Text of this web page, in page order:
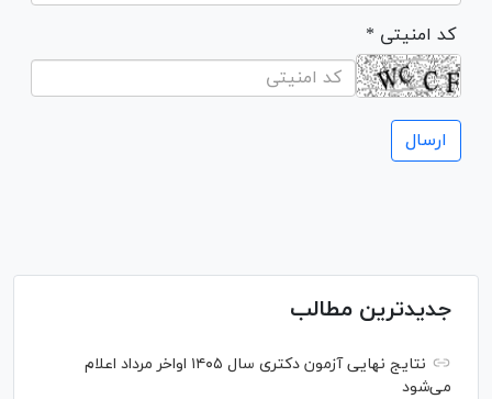
* کد امنیتی
جدیدترین مطالب
نتایج نهایی آزمون دکتری سال ۱۴۰۵ اواخر مرداد اعلام
می‌شود